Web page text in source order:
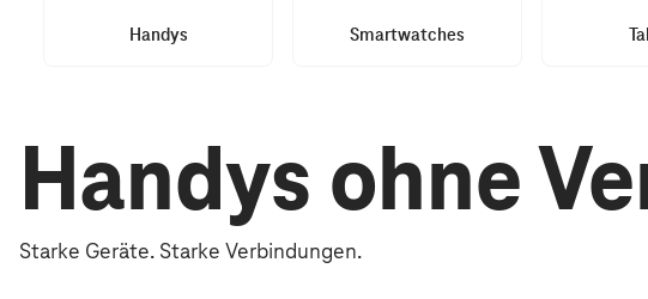
Handys Smartwatches
Handys ohne
Starke Geräte. Starke Verbindungen.